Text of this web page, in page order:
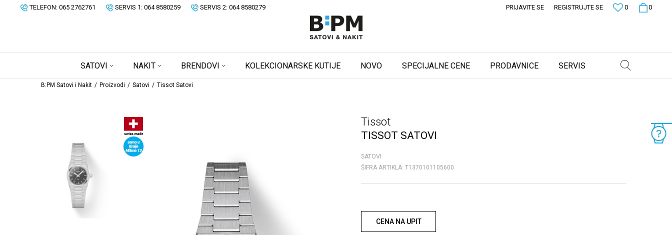
TELEFON: 065 2762761 SERVIS 1: 064 8580259 SERVIS 2: 064 8580279 0
0
PRIJAVITE SE REGISTRUJTE SE
SATOVI NAKIT BRENDOVI KOLEKCIONARSKE KUTIJE NOVO SPECIJALNE CENE PRODAVNICE SERVIS
B:PM Satovi i Nakit Proizvodi Satovi Tissot Satovi
Tissot
TISSOT SATOVI
SATOVI
ŠIFRA ARTIKLA: T1370101105600
CENA NA UPIT